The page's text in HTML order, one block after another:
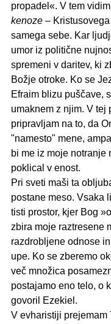
propadel«. V tem
kenoze –
samega sebe. Kar
umor iz politične
spremeni v daritev, ki
Božje otroke. Ko se
Efraim blizu puščave,
umaknem z njim. V tej
pripravljam na to, da
"namesto" mene,
bi me iz moje notranje
poklical v enost.
Pri sveti maši ta
postane meso. Vsaka
tisti prostor, kjer Bog
zbira moje raztresene
razdrobljene odnose
upe. Ko se zberemo
več množica
postajamo eno telo, o
govoril Ezekiel.
V evharistiji prejemam